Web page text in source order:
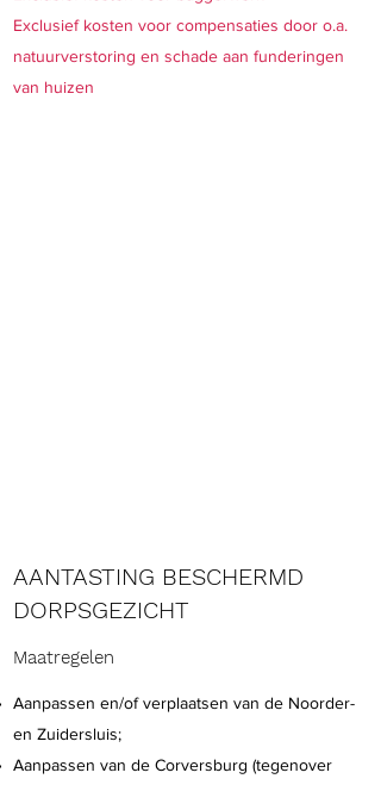
Exclusief kosten voor compensaties door o.a.
natuurverstoring en schade aan funderingen
van huizen
AANTASTING BESCHERMD
DORPSGEZICHT
Maatregelen
Aanpassen en/of verplaatsen van de Noorder-
en Zuidersluis;
Aanpassen van de Corversburg (tegenover